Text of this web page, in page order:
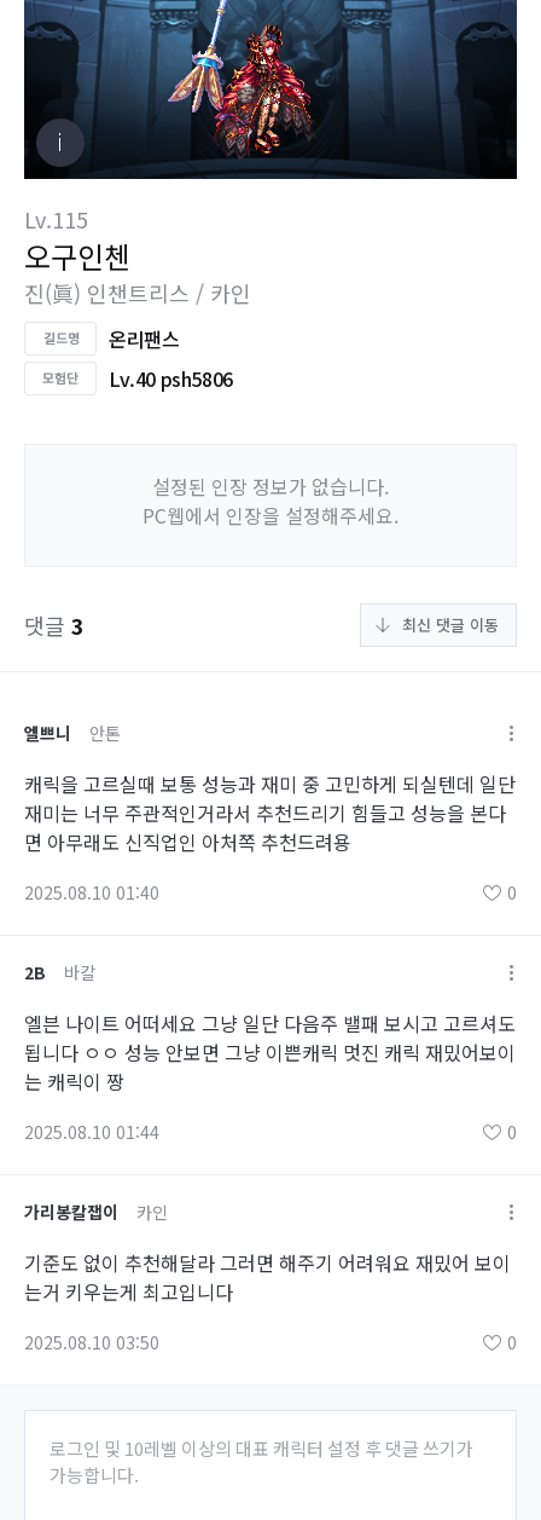
Lv.115
오구인첸
진(眞) 인챈트리스 / 카인
온리팬스
Lv.40 psh5806
설정된 인장 정보가 없습니다.
PC웹에서 인장을 설정해주세요.
댓글 3 최신 댓글 이동
엘쁘니 안톤
캐릭을 고르실때 보통 성능과 재미 중 고민하게 되실텐데 일단
재미는 너무 주관적인거라서 추천드리기 힘들고 성능을 본다
면 아무래도 신직업인 아처쪽 추천드려용
2025.08.10 01:40 0
2B 바칼
엘븐 나이트 어떠세요 그냥 일단 다음주 밸패 보시고 고르셔도
됩니다 ㅇㅇ 성능 안보면 그냥 이쁜캐릭 멋진 캐릭 재밌어보이
는 캐릭이 짱
2025.08.10 01:44 0
가리봉칼잽이 카인
기준도 없이 추천해달라 그러면 해주기 어려워요 재밌어 보이
는거 키우는게 최고입니다
2025.08.10 03:50 0
로그인 및 10레벨 이상의 대표 캐릭터 설정 후 댓글 쓰기가
가능합니다.